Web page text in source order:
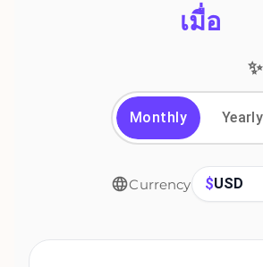
เมื่อ
Monthly Yearly
Currency $USD